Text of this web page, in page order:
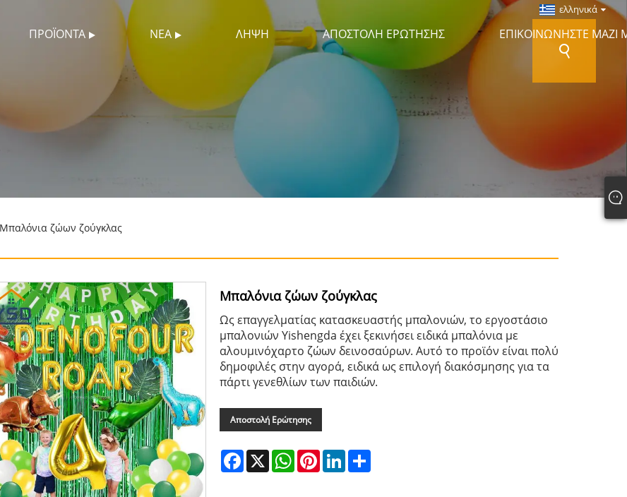
ΠΡΟΪΌΝΤΑ ΝΈΑ ΛΉΨΗ ΑΠΟΣΤΟΛΉ ΕΡΏΤΗΣΗΣ ΕΠΙΚΟΙΝΩΝΉΣΤΕ ΜΑΖΊ
ελληνικά
ζώων ζούγκλας
Μπαλόνια ζώων ζούγκλας
Ως επαγγελματίας κατασκευαστής μπαλονιών, το εργοστάσιο
μπαλονιών Yishengda έχει ξεκινήσει ειδικά μπαλόνια με
αλουμινόχαρτο ζώων δεινοσαύρων. Αυτό το προϊόν είναι πολύ
δημοφιλές στην αγορά, ειδικά ως επιλογή διακόσμησης για τα
πάρτι γενεθλίων των παιδιών.
Αποστολή Ερώτησης
Facebook
X WhatsAppPinterestLinkedInShare